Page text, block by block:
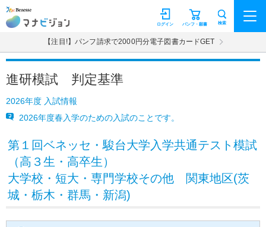
マナビジョン パンフ・願書
ログイン 検索
【注目!】パンフ請求で2000円分電子図書カードGET
進研模試 判定基準
2026年度 入試情報
2026年度春入学のための入試のことです。
第１回ベネッセ・駿台大学入学共通テスト模試
（高３生・高卒生）
大学校・短大・専門学校その他 関東地区(茨
城・栃木・群馬・新潟)